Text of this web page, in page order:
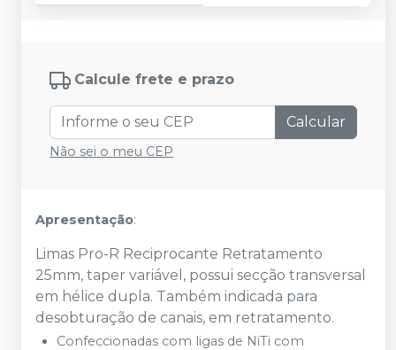
Calcule frete e prazo
Calcular
Não sei o meu CEP
Apresentação:
Limas Pro-R Reciprocante Retratamento
25mm, taper variável, possui secção transversal
em hélice dupla. Também indicada para
desobturação de canais, em retratamento.
Confeccionadas com ligas de NiTi com